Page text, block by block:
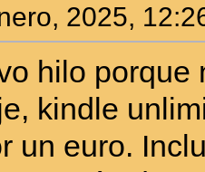
2025,
hilo porque
kindle
un euro.